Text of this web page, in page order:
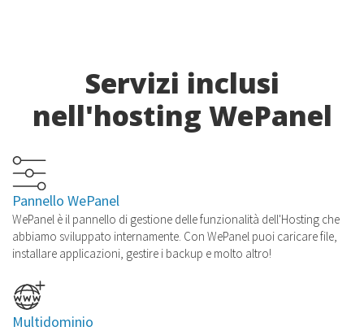
Servizi inclusi
nell'hosting WePanel
Pannello WePanel
WePanel è il pannello di gestione delle funzionalità dell'Hosting che
abbiamo sviluppato internamente. Con WePanel puoi caricare file,
installare applicazioni, gestire i backup e molto altro!
Multidominio